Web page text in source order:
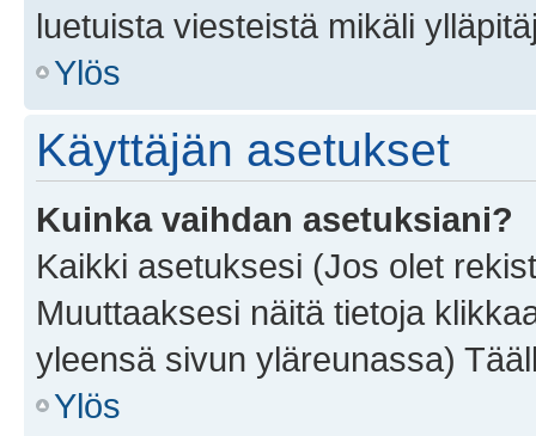
luetuista viesteistä mikäli
Ylös
Käyttäjän asetukset
Kuinka vaihdan asetuksiani?
Kaikki asetuksesi (Jos olet
Muuttaaksesi näitä tietoja
yleensä sivun yläreunassa)
Ylös